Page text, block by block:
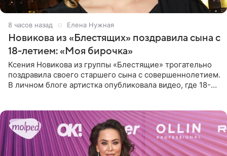
8 часов назад Елена Нужная
Новикова из «Блестящих» поздравила сына с
18-летием: «Моя бирочка»
Ксения Новикова из группы «Блестящие» трогательно
поздравила своего старшего сына с совершеннолетием.
В личном блоге артистка опубликовала видео, где 18-